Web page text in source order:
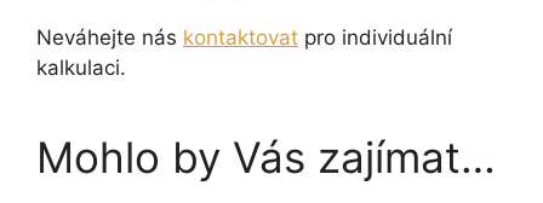
Neváhejte nás kontaktovat pro individuální
kalkulaci.
Mohlo by Vás zajímat…